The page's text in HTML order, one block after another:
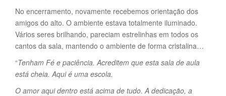
No encerramento, novamente recebemos orientação dos
amigos do alto. O ambiente estava totalmente iluminado.
Vários seres brilhando, pareciam estrelinhas em todos os
cantos da sala, mantendo o ambiente de forma cristalina…
“Tenham Fé e paciência. Acreditem que esta sala de aula
está cheia. Aqui é uma escola.
O amor aqui dentro está acima de tudo. A dedicação, a